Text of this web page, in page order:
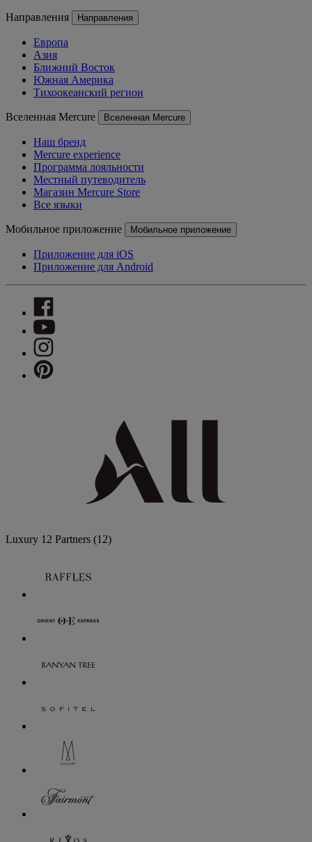
Направления Направления
Европа
Азия
Ближний Восток
Южная Америка
Тихоокеанский регион
Вселенная Mercure Вселенная Mercure
Наш бренд
Mercure experience
Программа лояльности
Местный путеводитель
Магазин Mercure Store
Все языки
Мобильное приложение Мобильное приложение
Приложение для iOS
Приложение для Android
Luxury 12 Partners (12)